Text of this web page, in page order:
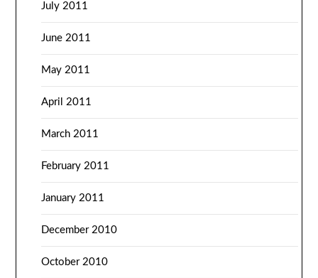
July 2011
June 2011
May 2011
April 2011
March 2011
February 2011
January 2011
December 2010
October 2010